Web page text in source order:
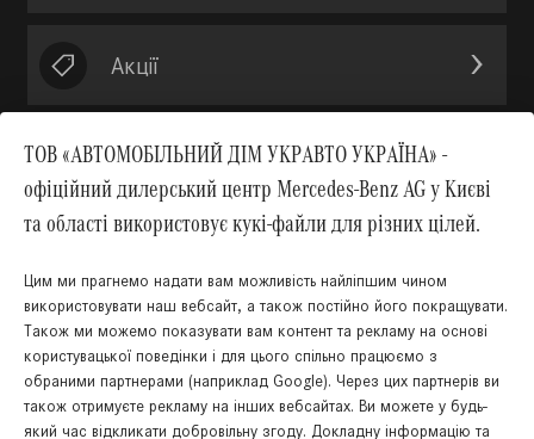
ТОВ «АВТОМОБІЛЬНИЙ ДІМ УКРАВТО УКРАЇНА» -
офіційний дилерський центр Mercedes-Benz AG у Києві
та області використовує кукі-файли для різних цілей.
Цим ми прагнемо надати вам можливість найліпшим чином
використовувати наш вебсайт, а також постійно його покращувати.
Також ми можемо показувати вам контент та рекламу на основі
користувацької поведінки і для цього спільно працюємо з
обраними партнерами (наприклад Google). Через цих партнерів ви
також отримуєте рекламу на інших вебсайтах. Ви можете у будь-
який час відкликати добровільну згоду. Докладну інформацію та
Акції
Вгору